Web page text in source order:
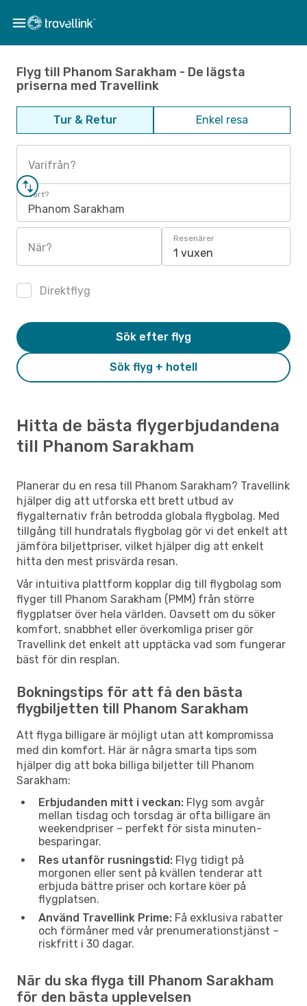
Flyg till Phanom Sarakham - De lägsta
priserna med Travellink
Tur & Retur Enkel resa
Varifrån?
Vart?
Phanom Sarakham
När?
Resenärer
1 vuxen
Direktflyg
Sök flyg + hotell
Sök efter flyg
Hitta de bästa flygerbjudandena
till Phanom Sarakham
Planerar du en resa till Phanom Sarakham? Travellink
hjälper dig att utforska ett brett utbud av
flygalternativ från betrodda globala flygbolag. Med
tillgång till hundratals flygbolag gör vi det enkelt att
jämföra biljettpriser, vilket hjälper dig att enkelt
hitta den mest prisvärda resan.
Vår intuitiva plattform kopplar dig till flygbolag som
flyger till Phanom Sarakham (PMM) från större
flygplatser över hela världen. Oavsett om du söker
komfort, snabbhet eller överkomliga priser gör
Travellink det enkelt att upptäcka vad som fungerar
bäst för din resplan.
Bokningstips för att få den bästa
flygbiljetten till Phanom Sarakham
Att flyga billigare är möjligt utan att kompromissa
med din komfort. Här är några smarta tips som
hjälper dig att boka billiga biljetter till Phanom
Sarakham:
Erbjudanden mitt i veckan: Flyg som avgår
mellan tisdag och torsdag är ofta billigare än
weekendpriser – perfekt för sista minuten-
besparingar.
Res utanför rusningstid: Flyg tidigt på
morgonen eller sent på kvällen tenderar att
erbjuda bättre priser och kortare köer på
flygplatsen.
Använd Travellink Prime: Få exklusiva rabatter
och förmåner med vår prenumerationstjänst –
riskfritt i 30 dagar.
När du ska flyga till Phanom Sarakham
för den bästa upplevelsen